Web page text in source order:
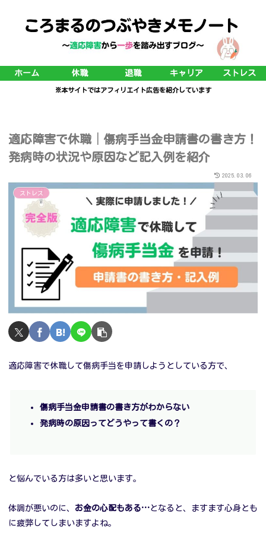
ホーム 休職 退職 キャリア ストレス
※本サイトではアフィリエイト広告を紹介しています
適応障害で休職│傷病手当金申請書の書き方！
発病時の状況や原因など記入例を紹介
2025.03.06
ストレス
適応障害で休職して傷病手当を申請しようとしている方で、
傷病手当金申請書の書き方がわからない
発病時の原因ってどうやって書くの？
と悩んでいる方は多いと思います。
体調が悪いのに、 お金の心配もある…となると、ますます心身とも
に疲弊してしまいますよね。